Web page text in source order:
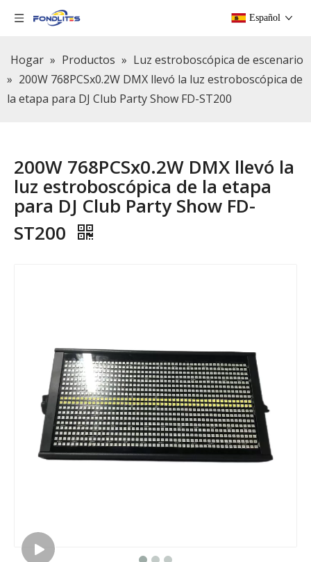
Español
Hogar » Productos » Luz estroboscópica de escenario
» 200W 768PCSx0.2W DMX llevó la luz estroboscópica de
la etapa para DJ Club Party Show FD-ST200
200W 768PCSx0.2W DMX llevó la
luz estroboscópica de la etapa
para DJ Club Party Show FD-
ST200